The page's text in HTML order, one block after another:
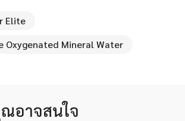
Elite
Oxygenated Mineral Water
อาจสนใจ